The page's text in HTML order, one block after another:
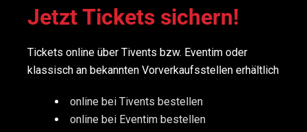
Jetzt Tickets sichern!
Tickets online über Tivents bzw. Eventim oder
klassisch an bekannten Vorverkaufsstellen erhältlich
online bei Tivents bestellen
online bei Eventim bestellen